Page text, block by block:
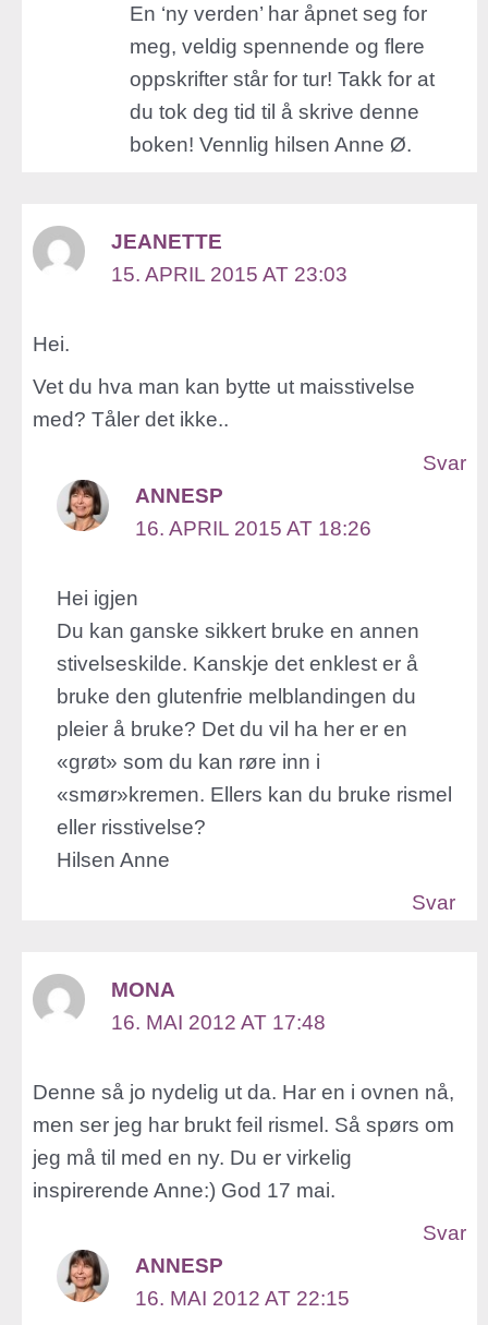
En ‘ny verden’ har åpnet seg for
meg, veldig spennende og flere
oppskrifter står for tur! Takk for at
du tok deg tid til å skrive denne
boken! Vennlig hilsen Anne Ø.
JEANETTE
15. APRIL 2015 AT 23:03
Hei.
Vet du hva man kan bytte ut maisstivelse
med? Tåler det ikke..
Svar
ANNESP
16. APRIL 2015 AT 18:26
Hei igjen
Du kan ganske sikkert bruke en annen
stivelseskilde. Kanskje det enklest er å
bruke den glutenfrie melblandingen du
pleier å bruke? Det du vil ha her er en
«grøt» som du kan røre inn i
«smør»kremen. Ellers kan du bruke rismel
eller risstivelse?
Hilsen Anne
Svar
MONA
16. MAI 2012 AT 17:48
Denne så jo nydelig ut da. Har en i ovnen nå,
men ser jeg har brukt feil rismel. Så spørs om
jeg må til med en ny. Du er virkelig
inspirerende Anne:) God 17 mai.
Svar
ANNESP
16. MAI 2012 AT 22:15